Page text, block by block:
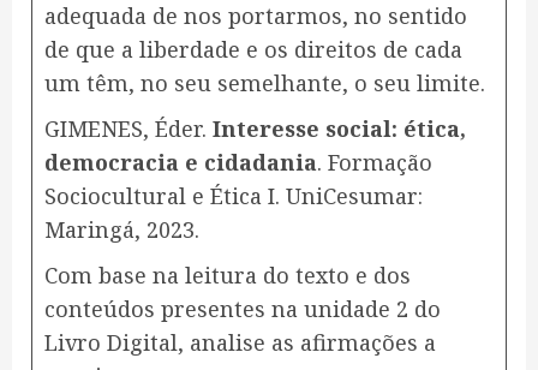
adequada de nos portarmos, no sentido
de que a liberdade e os direitos de cada
um têm, no seu semelhante, o seu limite.
GIMENES, Éder. Interesse social: ética,
democracia e cidadania. Formação
Sociocultural e Ética I. UniCesumar:
Maringá, 2023.
Com base na leitura do texto e dos
conteúdos presentes na unidade 2 do
Livro Digital, analise as afirmações a